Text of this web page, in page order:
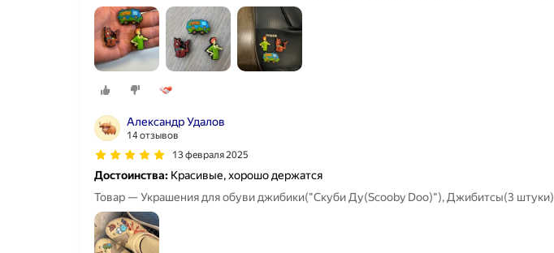
Александр Удалов
14 отзывов
13 февраля 2025
Достоинства: Красивые, хорошо держатся
Товар — Украшения для обуви джибики("Скуби Ду(Scooby Doo)"), Джибитсы(3 штуки)